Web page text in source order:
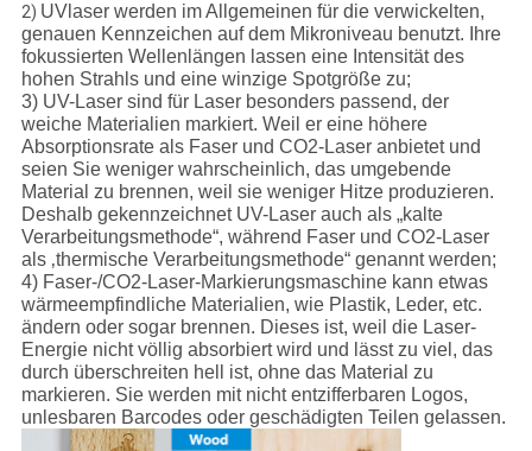
2) UVlaser werden im Allgemeinen für die verwickelten,
genauen Kennzeichen auf dem Mikroniveau benutzt. Ihre
fokussierten Wellenlängen lassen eine Intensität des
hohen Strahls und eine winzige Spotgröße zu;
3) UV-Laser sind für Laser besonders passend, der
weiche Materialien markiert. Weil er eine höhere
Absorptionsrate als Faser und CO2-Laser anbietet und
seien Sie weniger wahrscheinlich, das umgebende
Material zu brennen, weil sie weniger Hitze produzieren.
Deshalb gekennzeichnet UV-Laser auch als „kalte
Verarbeitungsmethode“, während Faser und CO2-Laser
als ‚thermische Verarbeitungsmethode“ genannt werden;
4) Faser-/CO2-Laser-Markierungsmaschine kann etwas
wärmeempfindliche Materialien, wie Plastik, Leder, etc.
ändern oder sogar brennen. Dieses ist, weil die Laser-
Energie nicht völlig absorbiert wird und lässt zu viel, das
durch überschreiten hell ist, ohne das Material zu
markieren. Sie werden mit nicht entzifferbaren Logos,
unlesbaren Barcodes oder geschädigten Teilen gelassen.